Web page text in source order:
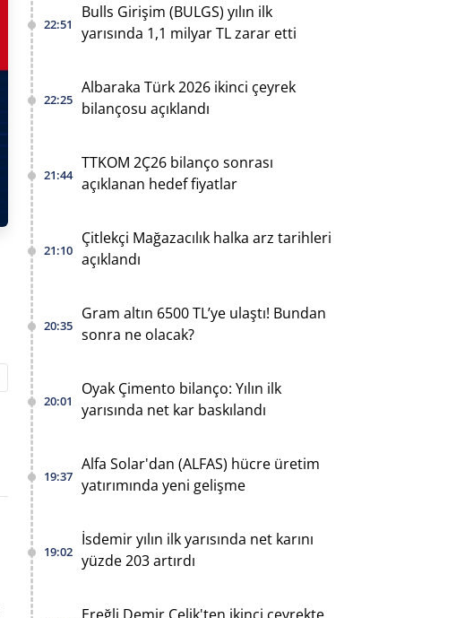
22:51
Bulls Girişim (BULGS) yılın ilk
yarısında 1,1 milyar TL zarar etti
22:25
Albaraka Türk 2026 ikinci çeyrek
bilançosu açıklandı
21:44
TTKOM 2Ç26 bilanço sonrası
açıklanan hedef fiyatlar
21:10
Çitlekçi Mağazacılık halka arz tarihleri
açıklandı
20:35
Gram altın 6500 TL’ye ulaştı! Bundan
sonra ne olacak?
20:01
Oyak Çimento bilanço: Yılın ilk
yarısında net kar baskılandı
19:37
Alfa Solar'dan (ALFAS) hücre üretim
yatırımında yeni gelişme
19:02
İsdemir yılın ilk yarısında net karını
yüzde 203 artırdı